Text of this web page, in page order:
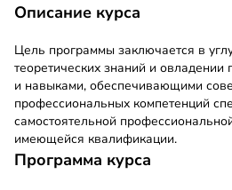
Описание курса
Цель программы заключается в
теоретических знаний и овладении
и навыками, обеспечивающими
профессиональных компетенций
самостоятельной
имеющейся квалификации.
Программа курса